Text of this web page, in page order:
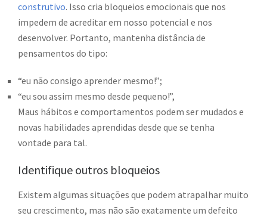
construtivo. Isso cria bloqueios emocionais que nos
impedem de acreditar em nosso potencial e nos
desenvolver. Portanto, mantenha distância de
pensamentos do tipo:
“eu não consigo aprender mesmo!”;
“eu sou assim mesmo desde pequeno!”,
Maus hábitos e comportamentos podem ser mudados e
novas habilidades aprendidas desde que se tenha
vontade para tal.
Identifique outros bloqueios
Existem algumas situações que podem atrapalhar muito
seu crescimento, mas não são exatamente um defeito